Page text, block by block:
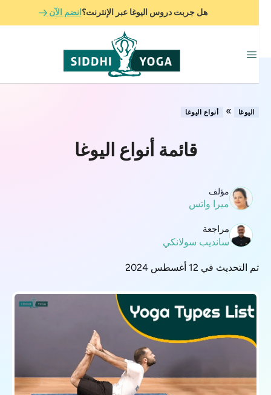
هل جربت دروس اليوغا عبر الإنترنت؟انضم الآن
اليوغا » أنواع اليوغا
قائمة أنواع اليوغا
مؤلف
ميرا واتس
مراجعة
سانديب سولانكي
تم التحديث في 12 أغسطس 2024